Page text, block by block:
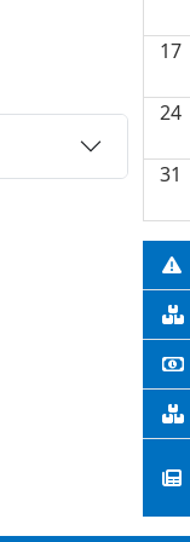
17
24
31